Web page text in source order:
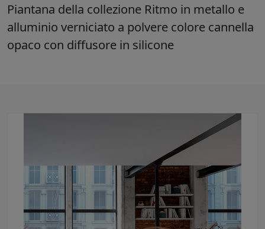
Piantana della collezione Ritmo in metallo e
alluminio verniciato a polvere colore cannella
opaco con diffusore in silicone